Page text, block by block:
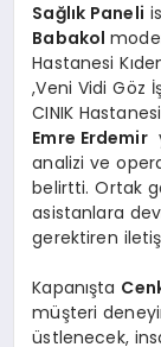
Sağlık Paneli
Babakol
Hastanesi
,Veni Vidi Göz
CINIK
Emre Erdemir
analizi ve
belirtti. Ortak
asistanlara
gerektiren
Kapanışta
müşteri
üstlenecek,